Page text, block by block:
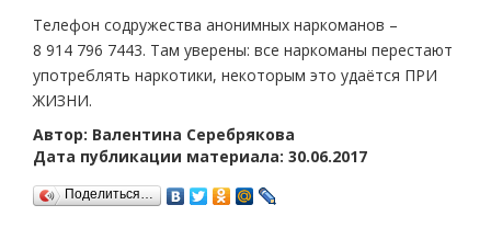
Телефон содружества анонимных наркоманов –
8 914 796 7443. Там уверены: все наркоманы перестают
употреблять наркотики, некоторым это удаётся ПРИ
ЖИЗНИ.
Автор: Валентина Серебрякова
Дата публикации материала: 30.06.2017
Поделиться…